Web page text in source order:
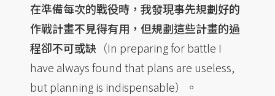
在準備每次的戰役時，我發現事先規劃好的
作戰計畫不見得有用，但規劃這些計畫的過
程卻不可或缺 （In preparing for battle I
have always found that plans are useless,
but planning is indispensable）。